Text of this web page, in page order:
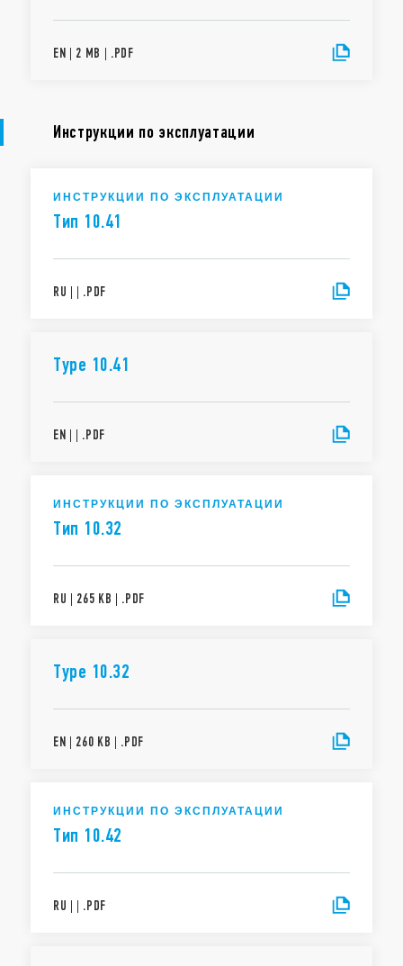
EN | 2 MB | .PDF
Инструкции по эксплуатации
ИНСТРУКЦИИ ПО ЭКСПЛУАТАЦИИ
Тип 10.41
RU | | .PDF
Type 10.41
EN | | .PDF
ИНСТРУКЦИИ ПО ЭКСПЛУАТАЦИИ
Тип 10.32
RU | 265 KB | .PDF
Type 10.32
EN | 260 KB | .PDF
ИНСТРУКЦИИ ПО ЭКСПЛУАТАЦИИ
Тип 10.42
RU | | .PDF